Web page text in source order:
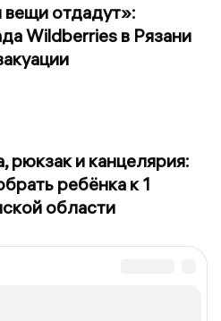
отдадут»:
Wildberries в Рязани
и канцелярия:
ребёнка к 1
области